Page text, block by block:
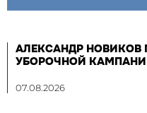
АЛЕКСАНДР НОВИКОВ
УБОРОЧНОЙ
07.08.2026